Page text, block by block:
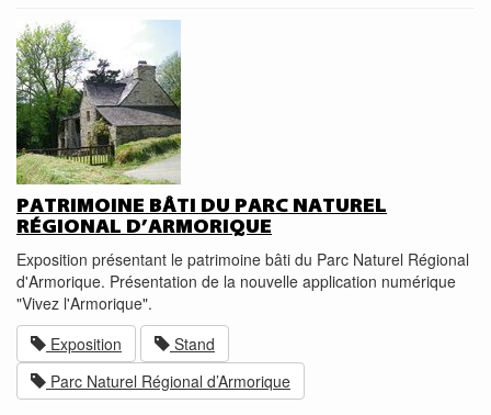
PATRIMOINE BÂTI DU PARC NATUREL
RÉGIONAL D’ARMORIQUE
Exposition présentant le patrimoine bâti du Parc Naturel Régional
d'Armorique. Présentation de la nouvelle application numérique
"Vivez l'Armorique".
Exposition
Stand
Parc Naturel Régional d’Armorique